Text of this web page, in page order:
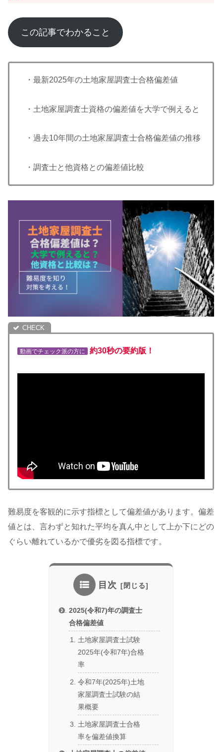
この記事でわかること
・最新2025年の土地家屋調査士合格偏差値
・土地家屋調査士資格の偏差値を大学で例えると
・過去10年間の土地家屋調査士合格偏差値の推移
・調査士と他資格との偏差値比較
動画でチェック派の方に 約30秒の要約版！
難易度を客観的に示す指標として偏差値があります。偏差
値とは、言わずと知れた平均を真ん中として上か下にどの
ぐらい離れているかで優劣を図る指標です。
目次
2025(令和7)年の調査士
合格偏差値
土地家屋調査士試験
2025年(令和7年)合格
率
令和7年(2025年)土地
家屋調査士試験の結
果概要
土地家屋調査士合格
率を偏差値換算